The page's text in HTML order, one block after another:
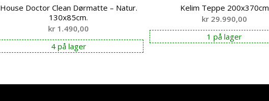
House Doctor Clean Dørmatte – Natur.
130x85cm.
kr 1.490,00
4 på lager
Kelim Teppe 200x370cm
kr 29.990,00
1 på lager